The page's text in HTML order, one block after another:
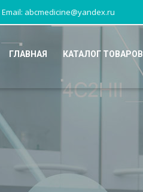
Email: abcmedicine@yandex.ru
ГЛАВНАЯ КАТАЛОГ ТОВАРОВ